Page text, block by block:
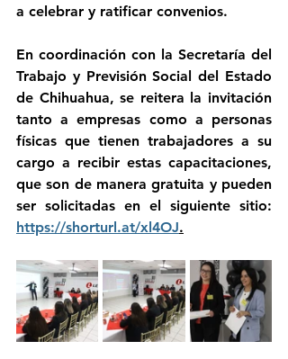
a celebrar y ratificar convenios.
En coordinación con la Secretaría del
Trabajo y Previsión Social del Estado
de Chihuahua, se reitera la invitación
tanto a empresas como a personas
físicas que tienen trabajadores a su
cargo a recibir estas capacitaciones,
que son de manera gratuita y pueden
https://shorturl.at/xl4OJ.